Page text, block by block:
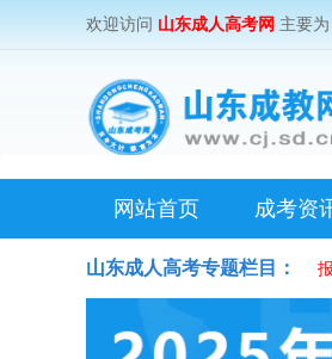
欢迎访问 山东成人高考网 主要为
网站首页 成考资
山东成人高考专题栏目：